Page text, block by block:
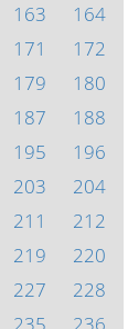
163
164
171
172
179
180
187
188
195
196
203
204
211
212
219
220
227
228